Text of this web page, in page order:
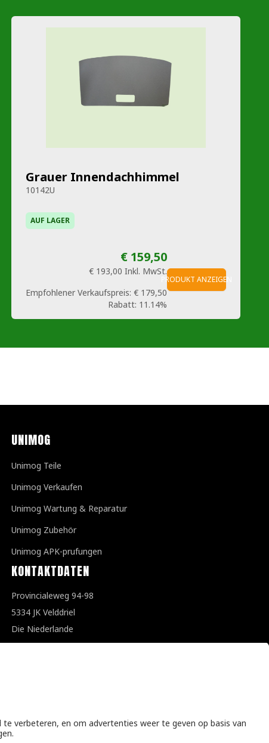
Grauer Innendachhimmel
10142U
AUF LAGER
€ 159,50
€ 193,00 Inkl. MwSt.
Empfohlener Verkaufspreis: € 179,50
Rabatt: 11.14%
PRODUKT ANZEIGEN
UNIMOG
Unimog Teile
Unimog Verkaufen
Unimog Wartung & Reparatur
Unimog Zubehör
Unimog APK-prufungen
KONTAKTDATEN
Provincialeweg 94-98
5334 JK Velddriel
Die Niederlande